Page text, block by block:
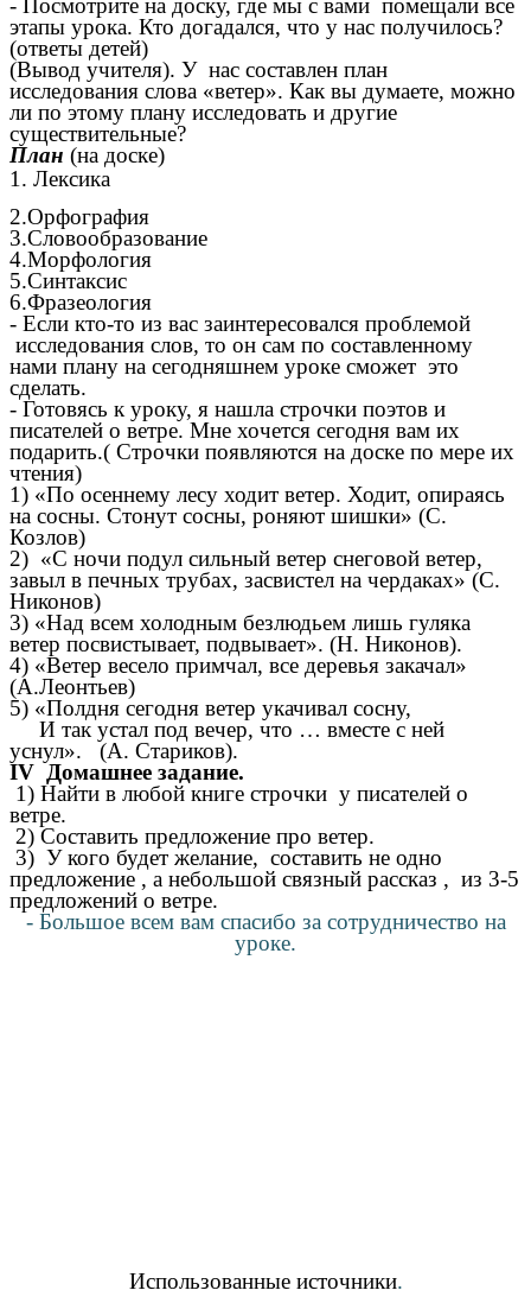
этапы урока. Кто догадался, что у нас получилось?
(ответы детей)
(Вывод учителя). У нас составлен план
исследования слова «ветер». Как вы думаете, можно
ли по этому плану исследовать и другие
существительные?
План (на доске)
1. Лексика
2.Орфография
3.Словообразование
4.Морфология
5.Синтаксис
6.Фразеология
- Если кто-то из вас заинтересовался проблемой
исследования слов, то он сам по составленному
нами плану на сегодняшнем уроке сможет это
сделать.
- Готовясь к уроку, я нашла строчки поэтов и
писателей о ветре. Мне хочется сегодня вам их
подарить.( Строчки появляются на доске по мере их
чтения)
1) «По осеннему лесу ходит ветер. Ходит, опираясь
на сосны. Стонут сосны, роняют шишки» (С.
Козлов)
2) «С ночи подул сильный ветер снеговой ветер,
завыл в печных трубах, засвистел на чердаках» (С.
Никонов)
3) «Над всем холодным безлюдьем лишь гуляка
ветер посвистывает, подвывает». (Н. Никонов).
4) «Ветер весело примчал, все деревья закачал»
(А.Леонтьев)
5) «Полдня сегодня ветер укачивал сосну,
И так устал под вечер, что … вместе с ней
уснул». (А. Стариков).
IV Домашнее задание.
1) Найти в любой книге строчки у писателей о
ветре.
2) Составить предложение про ветер.
3) У кого будет желание, составить не одно
предложение , а небольшой связный рассказ , из 3-5
предложений о ветре.
- Большое всем вам спасибо за сотрудничество на
уроке.
Использованные источники.